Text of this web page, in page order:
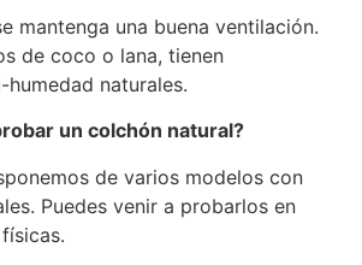
mantenga una buena ventilación.
de coco o lana, tienen
naturales.
un colchón natural?
de varios modelos con
Puedes venir a probarlos en